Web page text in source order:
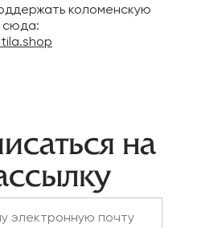
коломенскую
сюда:
на